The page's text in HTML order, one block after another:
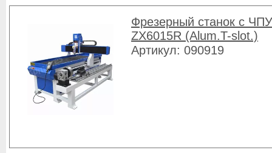
Фрезерный станок с
ZX6015R (Alum.T-slot.)
Артикул: 090919